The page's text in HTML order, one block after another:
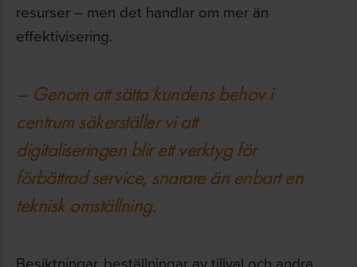
resurser – men det handlar om mer än
effektivisering.
– Genom att sätta kundens behov i
centrum säkerställer vi att
digitaliseringen blir ett verktyg för
förbättrad service, snarare än enbart en
teknisk omställning.
Besiktningar, beställningar av tillval och andra